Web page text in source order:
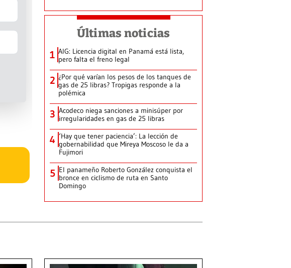
Últimas noticias
1 AIG: Licencia digital en Panamá está lista,
pero falta el freno legal
2 ¿Por qué varían los pesos de los tanques de
gas de 25 libras? Tropigas responde a la
polémica
3 Acodeco niega sanciones a minisúper por
irregularidades en gas de 25 libras
4 ‘Hay que tener paciencia’: La lección de
gobernabilidad que Mireya Moscoso le da a
Fujimori
5 El panameño Roberto González conquista el
bronce en ciclismo de ruta en Santo
Domingo